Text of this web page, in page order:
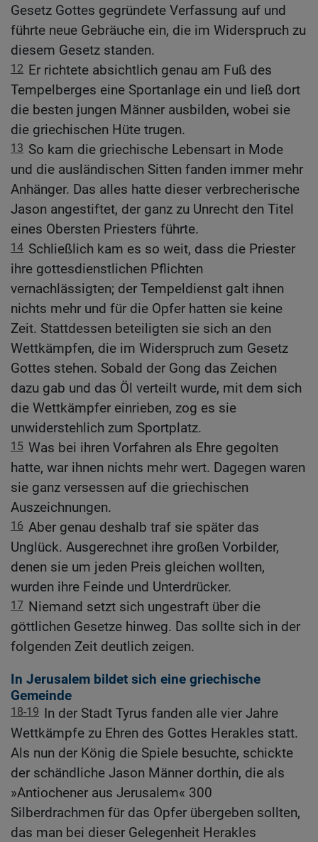
Gesetz Gottes gegründete Verfassung auf und
führte neue Gebräuche ein, die im Widerspruch zu
diesem Gesetz standen.
12 Er richtete absichtlich genau am Fuß des
Tempelberges eine Sportanlage ein und ließ dort
die besten jungen Männer ausbilden, wobei sie
die griechischen Hüte trugen.
13 So kam die griechische Lebensart in Mode
und die ausländischen Sitten fanden immer mehr
Anhänger. Das alles hatte dieser verbrecherische
Jason angestiftet, der ganz zu Unrecht den Titel
eines Obersten Priesters führte.
14 Schließlich kam es so weit, dass die Priester
ihre gottesdienstlichen Pflichten
vernachlässigten; der Tempeldienst galt ihnen
nichts mehr und für die Opfer hatten sie keine
Zeit. Stattdessen beteiligten sie sich an den
Wettkämpfen, die im Widerspruch zum Gesetz
Gottes stehen. Sobald der Gong das Zeichen
dazu gab und das Öl verteilt wurde, mit dem sich
die Wettkämpfer einrieben, zog es sie
unwiderstehlich zum Sportplatz.
15 Was bei ihren Vorfahren als Ehre gegolten
hatte, war ihnen nichts mehr wert. Dagegen waren
sie ganz versessen auf die griechischen
Auszeichnungen.
16 Aber genau deshalb traf sie später das
Unglück. Ausgerechnet ihre großen Vorbilder,
denen sie um jeden Preis gleichen wollten,
wurden ihre Feinde und Unterdrücker.
17 Niemand setzt sich ungestraft über die
göttlichen Gesetze hinweg. Das sollte sich in der
folgenden Zeit deutlich zeigen.
In Jerusalem bildet sich eine griechische
Gemeinde
18-19 In der Stadt Tyrus fanden alle vier Jahre
Wettkämpfe zu Ehren des Gottes Herakles statt.
Als nun der König die Spiele besuchte, schickte
der schändliche Jason Männer dorthin, die als
»Antiochener aus Jerusalem« 300
Silberdrachmen für das Opfer übergeben sollten,
das man bei dieser Gelegenheit Herakles